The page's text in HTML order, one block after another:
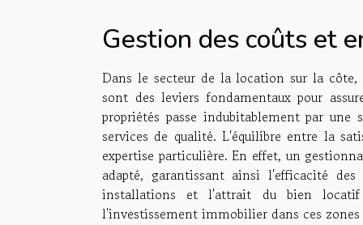
Gestion des coûts et
Dans le secteur de la location sur la
sont des leviers fondamentaux pour
propriétés passe indubitablement par
services de qualité. L'équilibre entre la
expertise particulière. En effet, un
adapté, garantissant ainsi l'efficacité
installations et l'attrait du bien
l'investissement immobilier dans ces zones